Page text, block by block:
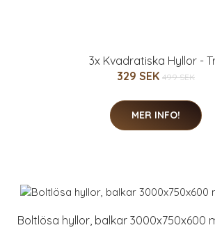
3x Kvadratiska Hyllor -
329 SEK 499 SEK
MER INFO!
Boltlösa hyllor, balkar 3000x750x600